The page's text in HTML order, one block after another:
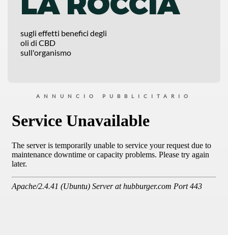
sugli effetti benefici degli
oli di CBD
sull'organismo
ANNUNCIO PUBBLICITARIO